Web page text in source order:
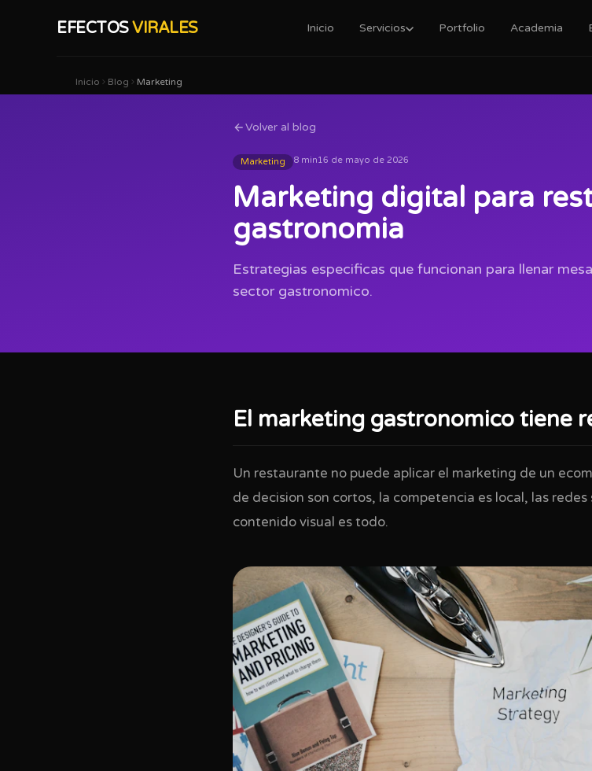
EFECTOSVIRALES Inicio Servicios Portfolio Academia
Inicio Blog Marketing
Volver al blog
Marketing 8 min16 de mayo de 2026
Marketing digital para
gastronomia
Estrategias especificas que funcionan para llenar
sector gastronomico.
El marketing gastronomico tiene
Un restaurante no puede aplicar el marketing de un
de decision son cortos, la competencia es local, las redes
contenido visual es todo.